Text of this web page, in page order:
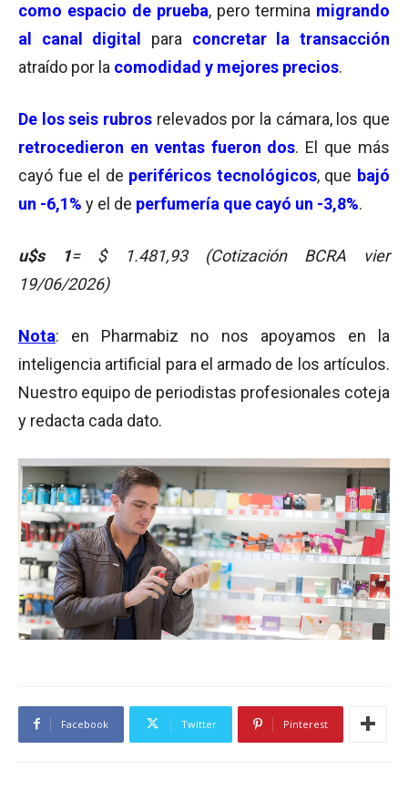
como espacio de prueba, pero termina migrando
al canal digital
para concretar la transacción
atraído por la comodidad y mejores precios.
De los seis rubros relevados por la cámara, los que
retrocedieron en ventas fueron dos. El que más
cayó fue el de periféricos tecnológicos, que bajó
un -6,1% y el de perfumería que cayó un -3,8%.
u$s 1= $ 1.481,93 (Cotización BCRA vier
19/06/2026)
Nota: en Pharmabiz no nos apoyamos en la
inteligencia artificial para el armado de los artículos.
Nuestro equipo de periodistas profesionales coteja
y redacta cada dato.
Facebook Twitter Pinterest